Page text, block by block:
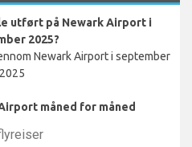
utført på Newark Airport i
2025?
Newark Airport i september
2025
måned for måned